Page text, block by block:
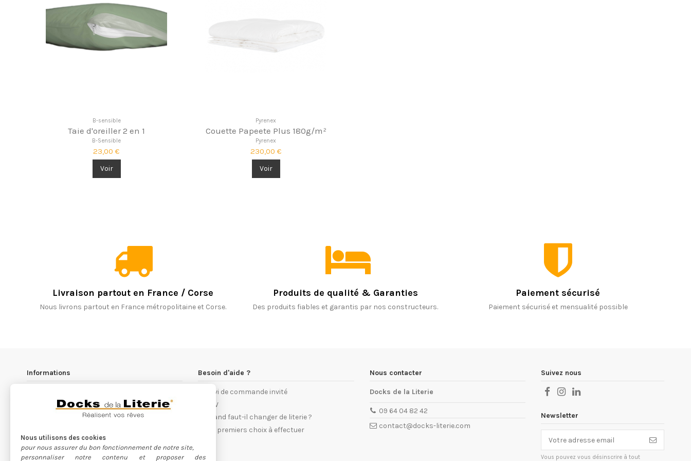
B-sensible
Taie d'oreiller 2 en 1
B-Sensible
23,00 €
Voir
Pyrenex
Couette Papeete Plus 180g/m²
Pyrenex
230,00 €
Voir
Livraison partout en France / Corse
Nous livrons partout en France métropolitaine et Corse.
Produits de qualité & Garanties
Des produits fiables et garantis par nos constructeurs.
Paiement sécurisé
Paiement sécurisé et mensualité possible
Informations
Notre philosophie
Conditions générales de ventes
Devenez franchisé
Nos partenaires
Besoin d'aide ?
Suivi de commande invité
S.A.V
Quand faut-il changer de literie ?
Les premiers choix à effectuer
Nous contacter
Docks de la Literie
09 64 04 82 42
contact@docks-literie.com
Nous utilisons des cookies
pour nous assurer du bon fonctionnement de notre site,
personnaliser notre contenu et proposer des
Suivez nous
Newsletter
Vous pouvez vous désinscrire à tout